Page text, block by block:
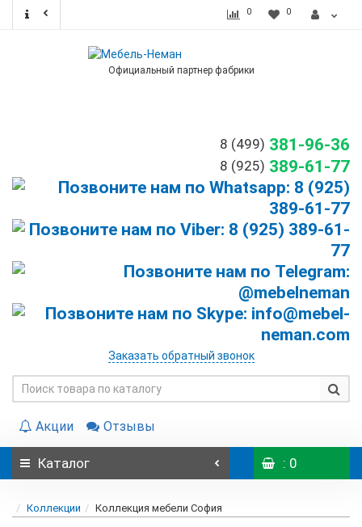
0 0
Официальный партнер фабрики
8 (499) 381-96-36
8 (925) 389-61-77
Заказать обратный звонок
Акции Отзывы
Каталог : 0
Коллекции Коллекция мебели София